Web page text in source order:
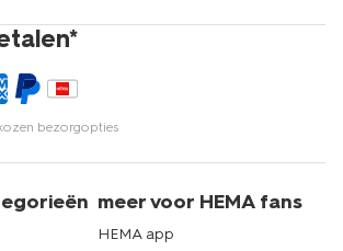
bezorgopties
meer voor HEMA fans
HEMA app